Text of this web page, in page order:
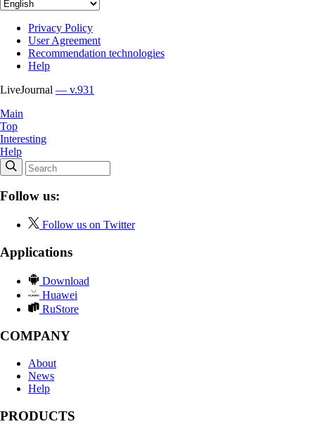
Privacy Policy
User Agreement
Recommendation technologies
Help
LiveJournal — v.931
Main
Top
Interesting
Help
Follow us:
Follow us on Twitter
Applications
Download
Huawei
RuStore
COMPANY
About
News
Help
PRODUCTS